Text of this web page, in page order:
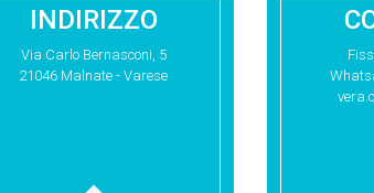
INDIRIZZO
Via Carlo Bernasconi, 5
21046 Malnate - Varese